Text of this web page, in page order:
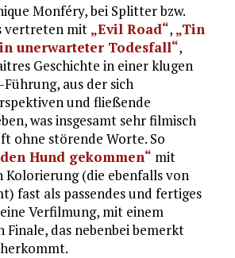
Monféry, bei Splitter bzw.
vertreten mit „Evil Road“, „Tin
unerwarteter Todesfall“,
Geschichte in einer klugen
aus der sich
und fließende
was insgesamt sehr filmisch
ohne störende Worte. So
Hund gekommen“ mit
Kolorierung (die ebenfalls von
fast als passendes und fertiges
Verfilmung, mit einem
Finale, das nebenbei bemerkt